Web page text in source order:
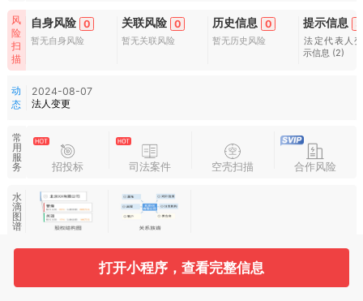
风
险
扫
描
自身风险 0
暂无自身风险
关联风险 0
暂无关联风险
历史信息 0
暂无历史风险
提示信息 3
法定代表人
示信息 (2)
动
态
2024-08-07
法人变更
常
用
服
务
招投标 司法案件 空壳扫描 合作风险
水
滴
图
谱
打开小程序，查看完整信息